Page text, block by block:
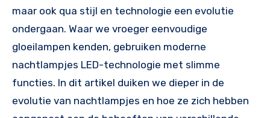
maar ook qua stijl en technologie een evolutie
ondergaan. Waar we vroeger eenvoudige
gloeilampen kenden, gebruiken moderne
nachtlampjes LED-technologie met slimme
functies. In dit artikel duiken we dieper in de
evolutie van nachtlampjes en hoe ze zich hebben